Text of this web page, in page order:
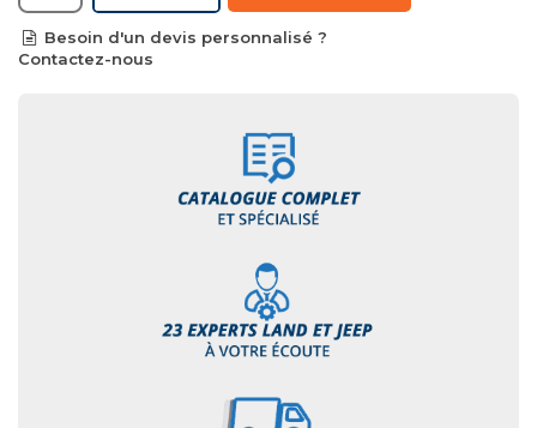
Besoin d'un devis personnalisé ?
Contactez-nous